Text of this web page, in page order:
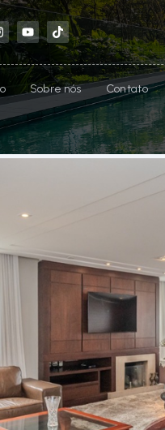
Sobre nós Contato